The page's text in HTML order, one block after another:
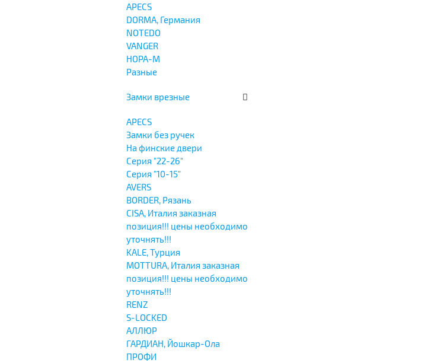
APECS
DORMA, Германия
NOTEDO
VANGER
НОРА-М
Разные
Замки врезные
APECS
Замки без ручек
На финские двери
Серия "22-26"
Серия "10-15"
AVERS
BORDER, Рязань
CISA, Италия заказная
позиция!!! цены необходимо
уточнять!!!
KALE, Турция
MOTTURA, Италия заказная
позиция!!! цены необходимо
уточнять!!!
RENZ
S-LOCKED
АЛЛЮР
ГАРДИАН, Йошкар-Ола
ПРОФИ